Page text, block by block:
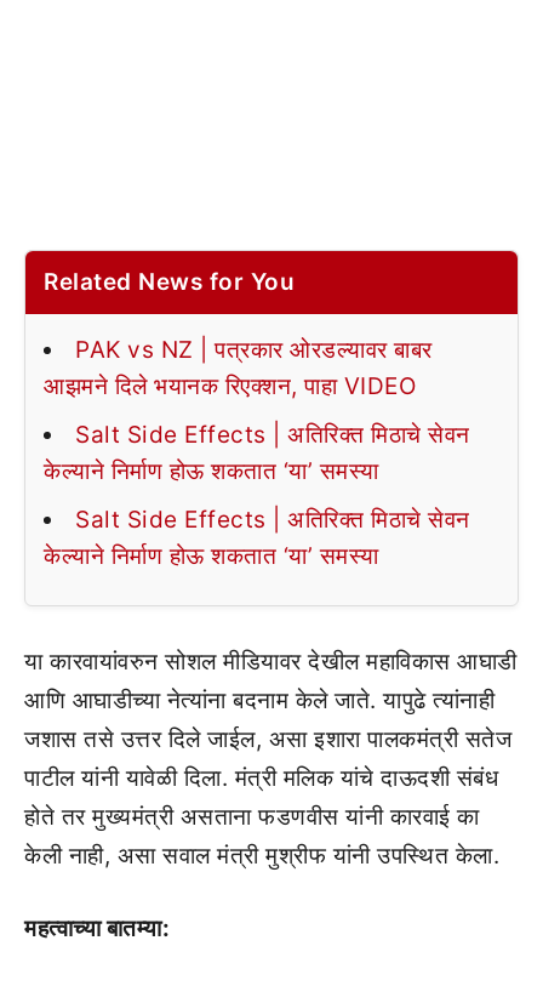
Related News for You
PAK vs NZ | पत्रकार ओरडल्यावर बाबर
आझमने दिले भयानक रिएक्शन, पाहा VIDEO
Salt Side Effects | अतिरिक्त मिठाचे सेवन
केल्याने निर्माण होऊ शकतात ‘या’ समस्या
Salt Side Effects | अतिरिक्त मिठाचे सेवन
केल्याने निर्माण होऊ शकतात ‘या’ समस्या
या कारवायांवरुन सोशल मीडियावर देखील महाविकास आघाडी
आणि आघाडीच्या नेत्यांना बदनाम केले जाते. यापुढे त्यांनाही
जशास तसे उत्तर दिले जाईल, असा इशारा पालकमंत्री सतेज
पाटील यांनी यावेळी दिला. मंत्री मलिक यांचे दाऊदशी संबंध
होते तर मुख्यमंत्री असताना फडणवीस यांनी कारवाई का
केली नाही, असा सवाल मंत्री मुश्रीफ यांनी उपस्थित केला.
महत्वाच्या बातम्या: